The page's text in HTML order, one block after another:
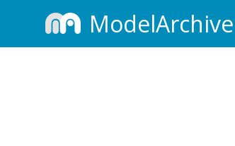
ModelArchive